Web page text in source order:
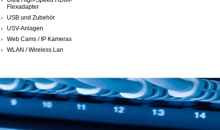
Flexadapter
USB und Zubehör
USV-Anlagen
Web Cams / IP Kameras
WLAN / Wireless Lan